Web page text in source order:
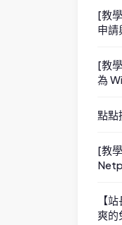
[教
申請
[教
為
點點
[教
【
爽的